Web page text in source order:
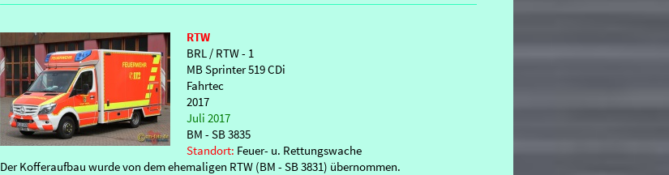
RTW
BRL / RTW - 1
MB Sprinter 519 CDi
Fahrtec
2017
Juli 2017
BM - SB 3835
Standort: Feuer- u. Rettungswache
Der Kofferaufbau wurde von dem ehemaligen RTW (BM - SB 3831) übernommen.